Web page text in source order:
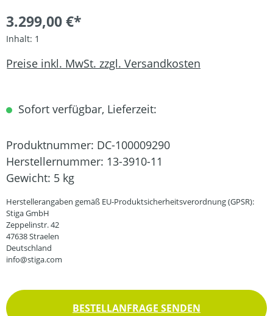
3.299,00 €*
Inhalt: 1
Preise inkl. MwSt. zzgl. Versandkosten
Sofort verfügbar, Lieferzeit:
Produktnummer: DC-100009290
Herstellernummer: 13-3910-11
Gewicht: 5 kg
Herstellerangaben gemäß EU-Produktsicherheitsverordnung (GPSR):
Stiga GmbH
Zeppelinstr. 42
47638 Straelen
Deutschland
info@stiga.com
BESTELLANFRAGE SENDEN